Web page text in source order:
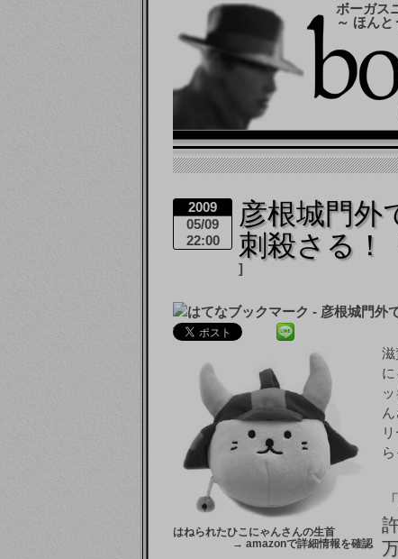
ボーガス
～ ほん
2009
05/09
22:00
彦根城門外
刺殺さる！
はねられたひこにゃんさんの生首
→ amazonで詳細情報を確認
滋
「